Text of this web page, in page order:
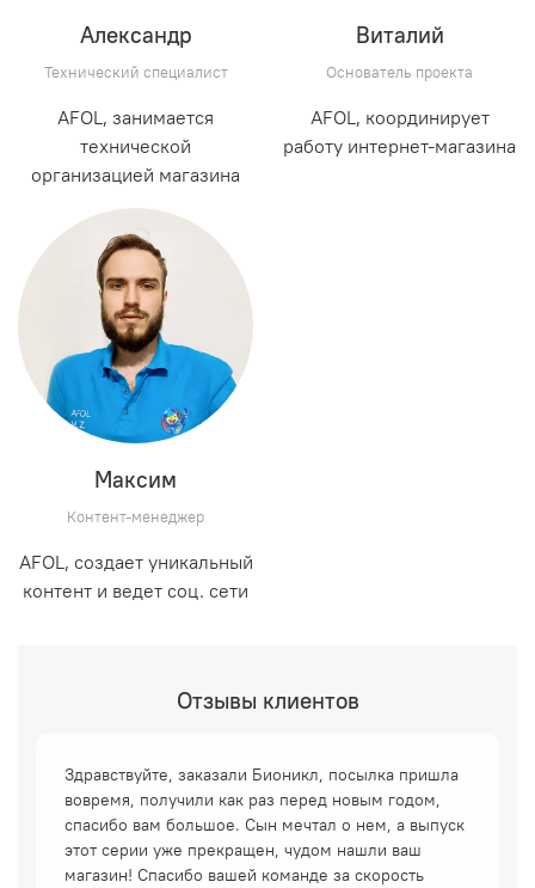
Александр
Технический специалист
AFOL, занимается
технической
организацией магазина
Виталий
Основатель проекта
AFOL, координирует
работу интернет-магазина
Максим
Контент-менеджер
AFOL, cоздает уникальный
контент и ведет соц. сети
Отзывы клиентов
Здравствуйте, заказали Бионикл, посылка пришла
вовремя, получили как раз перед новым годом,
спасибо вам большое. Сын мечтал о нем, а выпуск
этот серии уже прекращен, чудом нашли ваш
магазин! Спасибо вашей команде за скорость